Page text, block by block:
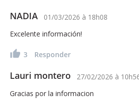
NADIA 01/03/2026 à 18h08
Excelente información!
3 Responder
Lauri montero 27/02/2026 à
Gracias por la informacion